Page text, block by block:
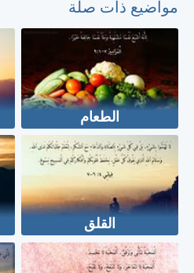
مواضيع ذات صلة
الطعام
القلق